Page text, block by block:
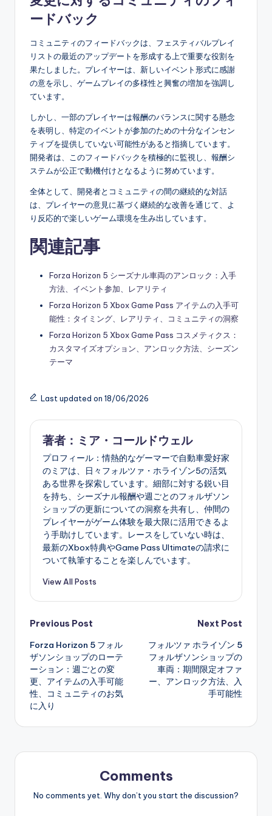
ードバック
コミュニティのフィードバックは、フェスティバルプレイ
リストの最近のアップデートを形成する上で重要な役割を
果たしました。プレイヤーは、新しいイベント形式に感謝
の意を示し、ゲームプレイの多様性と興奮の増加を強調し
ています。
しかし、一部のプレイヤーは報酬のバランスに関する懸念
を表明し、特定のイベントが参加のための十分なインセン
ティブを提供していない可能性があると指摘しています。
開発者は、このフィードバックを積極的に監視し、報酬シ
ステムが公正で動機付けとなるように努めています。
全体として、開発者とコミュニティの間の継続的な対話
は、プレイヤーの意見に基づく継続的な改善を通じて、よ
り反応的で楽しいゲーム環境を生み出しています。
関連記事
Forza Horizon 5 シーズナル車両のアンロック：入手
方法、イベント参加、レアリティ
Forza Horizon 5 Xbox Game Pass アイテムの入手可
能性：タイミング、レアリティ、コミュニティの洞察
Forza Horizon 5 Xbox Game Pass コスメティクス：
カスタマイズオプション、アンロック方法、シーズン
テーマ
Last updated on 18/06/2026
著者：ミア・コールドウェル
プロフィール：情熱的なゲーマーで自動車愛好家
のミアは、日々フォルツァ・ホライゾン5の活気
ある世界を探索しています。細部に対する鋭い目
を持ち、シーズナル報酬や週ごとのフォルザソン
ショップの更新についての洞察を共有し、仲間の
プレイヤーがゲーム体験を最大限に活用できるよ
う手助けしています。レースをしていない時は、
最新のXbox特典やGame Pass Ultimateの請求に
ついて執筆することを楽しんでいます。
View All Posts
Post
navigation
Previous Post
Forza Horizon 5 フォル
ザソンショップのローテ
ーション：週ごとの変
更、アイテムの入手可能
性、コミュニティのお気
に入り
Next Post
フォルツァ ホライゾン 5
フォルザソンショップの
車両：期間限定オファ
ー、アンロック方法、入
手可能性
Comments
No comments yet. Why don’t you start the discussion?